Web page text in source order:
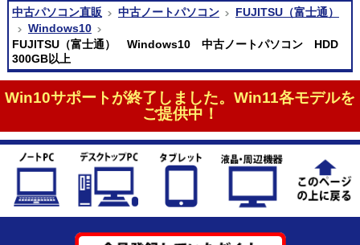
中古パソコン直販
中古ノートパソコン
FUJITSU（富士通）
Windows10
FUJITSU（富士通） Windows10 中古ノートパソコン HDD
300GB以上
Win10サポートが終了しました。Win11各モデルを
ご提供中！